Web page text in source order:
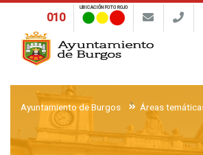
010
UBICACIÓN FOTO ROJO
Ayuntamiento de Burgos Áreas